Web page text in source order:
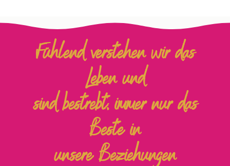
Fühlend verstehen wir das
Leben und
sind bestrebt, immer nur das
Beste in
unsere Beziehungen